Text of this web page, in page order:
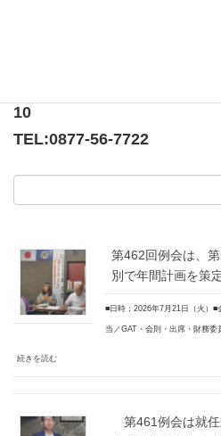
10
TEL:0877-56-7722
第462回例会は、
別で年間計画を策
■日時：2026年7月21日（火）■
当／GAT・会則・出席・財務委
続きを読む
第461例会は就任